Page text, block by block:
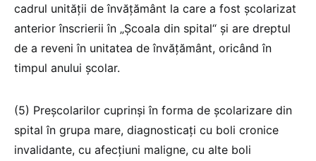
cadrul unității de învățământ la care a fost școlarizat
anterior înscrierii în „Școala din spital“ și are dreptul
de a reveni în unitatea de învățământ, oricând în
timpul anului școlar.
(5) Preșcolarilor cuprinși în forma de școlarizare din
spital în grupa mare, diagnosticați cu boli cronice
invalidante, cu afecțiuni maligne, cu alte boli